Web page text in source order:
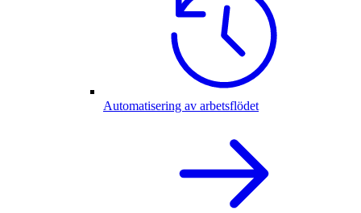
Automatisering av arbetsflödet